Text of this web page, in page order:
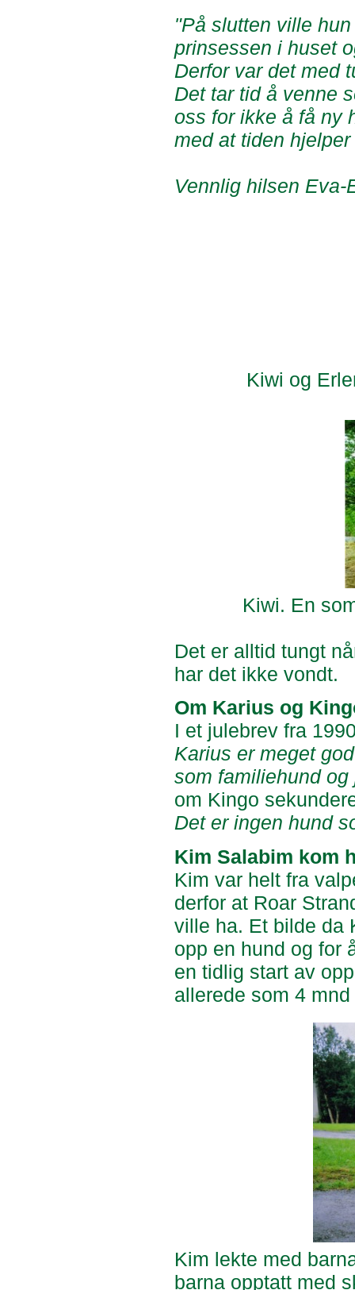
"På slutten ville
prinsessen i huset
Derfor var det med
Det tar tid å venne
oss for ikke å få ny
med at tiden
Vennlig hilsen Eva-
Kiwi og
Kiwi. En
Det er alltid tungt
har det ikke vondt.
Om Karius og
I et julebrev fra
Karius er meget
som familiehund
om Kingo
Det er ingen hund
Kim Salabim kom
Kim var helt fra
derfor at Roar
ville ha. Et bilde da
opp en hund og for
en tidlig start av
allerede som 4
Kim lekte med
barna opptatt med